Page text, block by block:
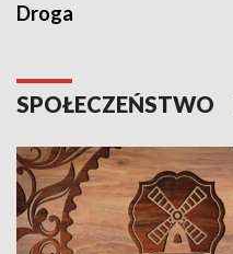
Droga
SPOŁECZEŃSTWO